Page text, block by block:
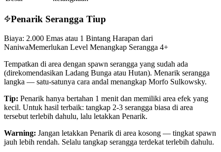
Penarik Serangga Tiup
Biaya: 2.000 Emas atau 1 Bintang Harapan dari
NaniwaMemerlukan Level Menangkap Serangga 4+
Tempatkan di area dengan spawn serangga yang sudah ada
(direkomendasikan Ladang Bunga atau Hutan). Menarik serangga
langka — satu-satunya cara andal menangkap Morfo Sulkowsky.
Tip: Penarik hanya bertahan 1 menit dan memiliki area efek yang
kecil. Untuk hasil terbaik: tangkap 2-3 serangga biasa di area
tersebut terlebih dahulu, lalu letakkan Penarik.
Warning: Jangan letakkan Penarik di area kosong — tingkat spawn
jauh lebih rendah. Selalu tangkap serangga terdekat terlebih dahulu.